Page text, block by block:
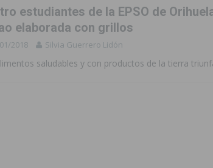
a la cultura local con nuevos convenios de colaboración
‘Refluye Mi Río’ y recibirá 3,3 millones de la Fundación
sinfónico de la Orquesta de Jóvenes de la Provincia de
estudiantes de la EPSO de
elaborada con grillos
2018 Silvia Guerrero Lidón
saludables y con productos de la tierra